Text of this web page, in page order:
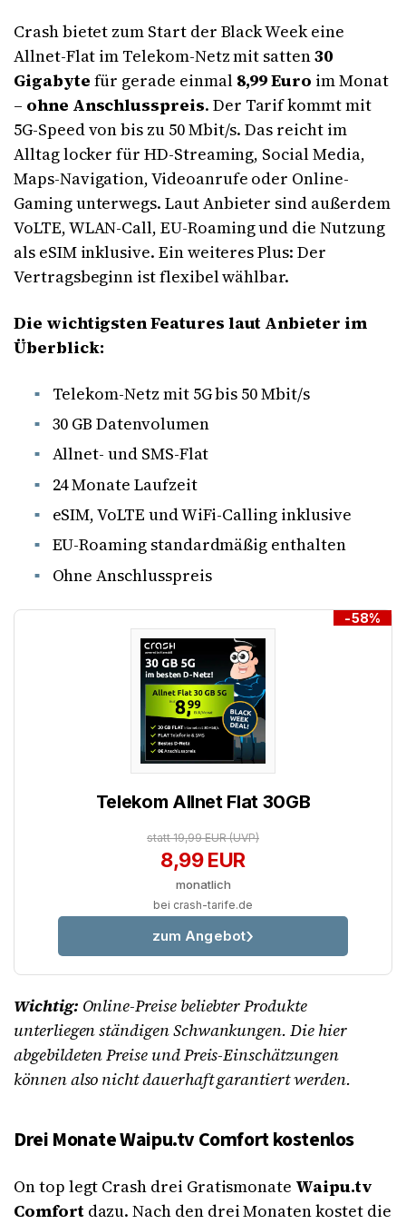
Crash bietet zum Start der Black Week eine
Allnet-Flat im Telekom-Netz mit satten30
Gigabyte für gerade einmal 8,99 Euro im Monat
– ohne Anschlusspreis. Der Tarif kommt mit
5G-Speed von bis zu 50 Mbit/s. Das reicht im
Alltag locker für HD-Streaming, Social Media,
Maps-Navigation, Videoanrufe oder Online-
Gaming unterwegs. Laut Anbieter sind außerdem
VoLTE, WLAN-Call, EU-Roaming und die Nutzung
als eSIM inklusive. Ein weiteres Plus: Der
Vertragsbeginn ist flexibel wählbar.
Die wichtigsten Features laut Anbieter im
Überblick:
Telekom-Netz mit 5G bis 50 Mbit/s
30 GB Datenvolumen
Allnet- und SMS-Flat
24 Monate Laufzeit
eSIM, VoLTE und WiFi-Calling inklusive
EU-Roaming standardmäßig enthalten
Ohne Anschlusspreis
-58%
Telekom Allnet Flat 30GB
statt 19,99 EUR(UVP)
8,99 EUR
monatlich
bei crash-tarife.de
zum Angebot
Wichtig: Online-Preise beliebter Produkte
unterliegen ständigen Schwankungen. Die hier
abgebildeten Preise und Preis-Einschätzungen
können also nicht dauerhaft garantiert werden.
Drei Monate Waipu.tv Comfort kostenlos
On top legt Crash drei Gratismonate Waipu.tv
Comfortdazu. Nach den drei Monaten kostet die